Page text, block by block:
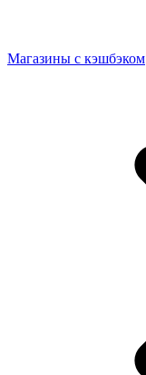
Магазины с кэшбэком